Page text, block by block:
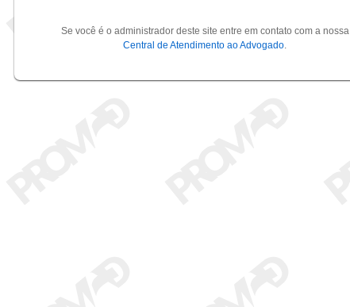
Se você é o administrador deste site entre em contato com a nossa
Central de Atendimento ao Advogado.